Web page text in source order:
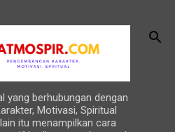
yang berhubungan dengan
Motivasi, Spiritual
itu menampilkan cara